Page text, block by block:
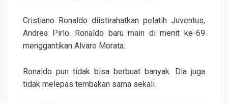
Cristiano Ronaldo diistirahatkan pelatih Juventus,
Andrea Pirlo. Ronaldo baru main di menit ke-69
menggantikan Alvaro Morata.
Ronaldo pun tidak bisa berbuat banyak. Dia juga
tidak melepas tembakan sama sekali.